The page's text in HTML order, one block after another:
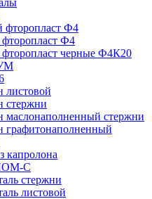
фторопласт Ф4
Ф4
черные Ф4К20
листовой
стержни
маслонаполненный стержни
графитонаполненный
капролона
С
стержни
листовой